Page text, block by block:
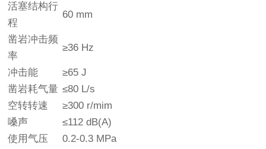
活塞结构行
程
60 mm
凿岩冲击频
率
≥36 Hz
冲击能
≥65 J
凿岩耗气量 ≤80 L/s
空转转速
≥300 r/mim
嗓声
≤112 dB(A)
使用气压
0.2-0.3 MPa